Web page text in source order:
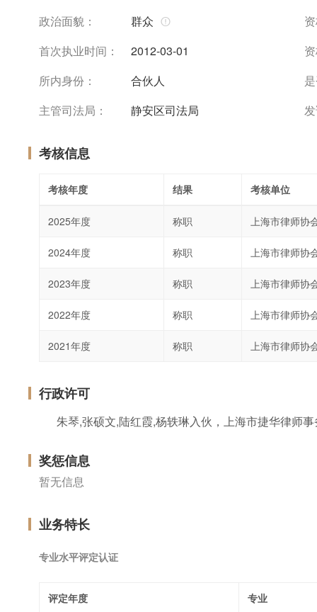
政治面貌：
群众
首次执业时间：
2012-03-01
所内身份：
合伙人
主管司法局：
静安区司法局
考核信息
考核年度 结果 考核单位
2025年度 称职 上海市律师协
2024年度 称职 上海市律师协
2023年度 称职 上海市律师协
2022年度 称职 上海市律师协
2021年度 称职 上海市律师协
行政许可
奖惩信息
暂无信息
业务特长
专业水平评定认证
评定年度 专业